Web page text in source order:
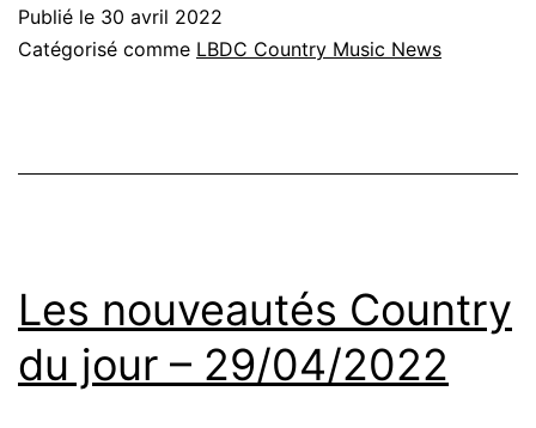
Publié le 30 avril 2022
Catégorisé comme LBDC Country Music News
Les nouveautés Country
du jour – 29/04/2022